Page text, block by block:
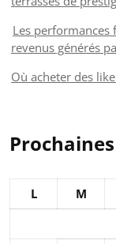
Les performances
revenus générés
Où acheter des
L M